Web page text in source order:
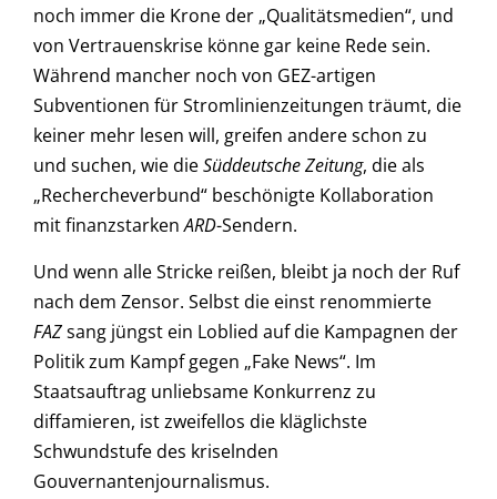
noch immer die Krone der „Qualitätsmedien“, und
von Vertrauenskrise könne gar keine Rede sein.
Während mancher noch von GEZ-artigen
Subventionen für Stromlinienzeitungen träumt, die
keiner mehr lesen will, greifen andere schon zu
und suchen, wie dieSüddeutsche Zeitung, die als
„Rechercheverbund“ beschönigte Kollaboration
mit finanzstarkenARD-Sendern.
Und wenn alle Stricke reißen, bleibt ja noch der Ruf
nach dem Zensor. Selbst die einst renommierte
FAZsang jüngst ein Loblied auf die Kampagnen der
Politik zum Kampf gegen „Fake News“. Im
Staatsauftrag unliebsame Konkurrenz zu
diffamieren, ist zweifellos die kläglichste
Schwundstufe des kriselnden
Gouvernantenjournalismus.